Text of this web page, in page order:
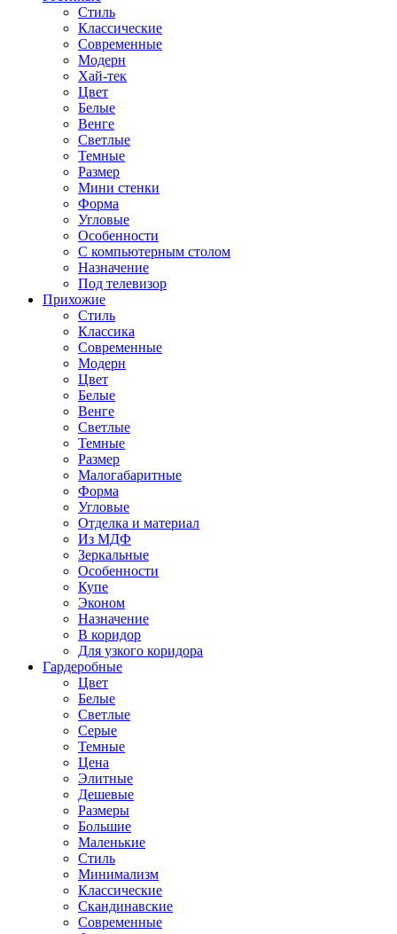
Стиль
Классические
Современные
Модерн
Хай-тек
Цвет
Белые
Венге
Светлые
Темные
Размер
Мини стенки
Форма
Угловые
Особенности
С компьютерным столом
Назначение
Под телевизор
Прихожие
Стиль
Классика
Современные
Модерн
Цвет
Белые
Венге
Светлые
Темные
Размер
Малогабаритные
Форма
Угловые
Отделка и материал
Из МДФ
Зеркальные
Особенности
Купе
Эконом
Назначение
В коридор
Для узкого коридора
Гардеробные
Цвет
Белые
Светлые
Серые
Темные
Цена
Элитные
Дешевые
Размеры
Большие
Маленькие
Стиль
Минимализм
Классические
Скандинавские
Современные